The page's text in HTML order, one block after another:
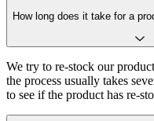
How long does it take for a
We try to re-stock our
the process usually takes
to see if the product has re-